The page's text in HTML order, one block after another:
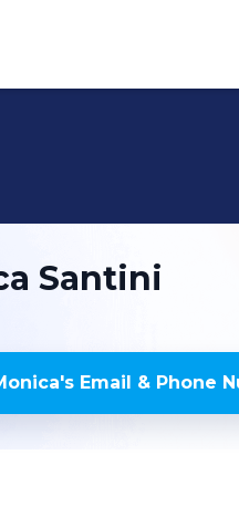
Santini
's Email & Phone